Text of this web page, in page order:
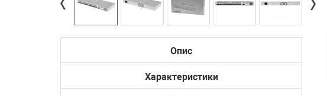
Опис
Характеристики